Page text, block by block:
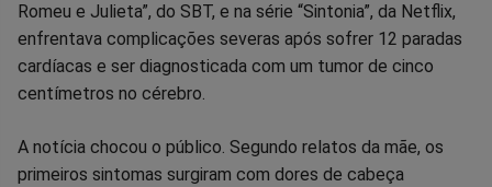
Romeu e Julieta”, do SBT, e na série “Sintonia”, da Netflix,
enfrentava complicações severas após sofrer 12 paradas
cardíacas e ser diagnosticada com um tumor de cinco
centímetros no cérebro.
A notícia chocou o público. Segundo relatos da mãe, os
primeiros sintomas surgiram com dores de cabeça